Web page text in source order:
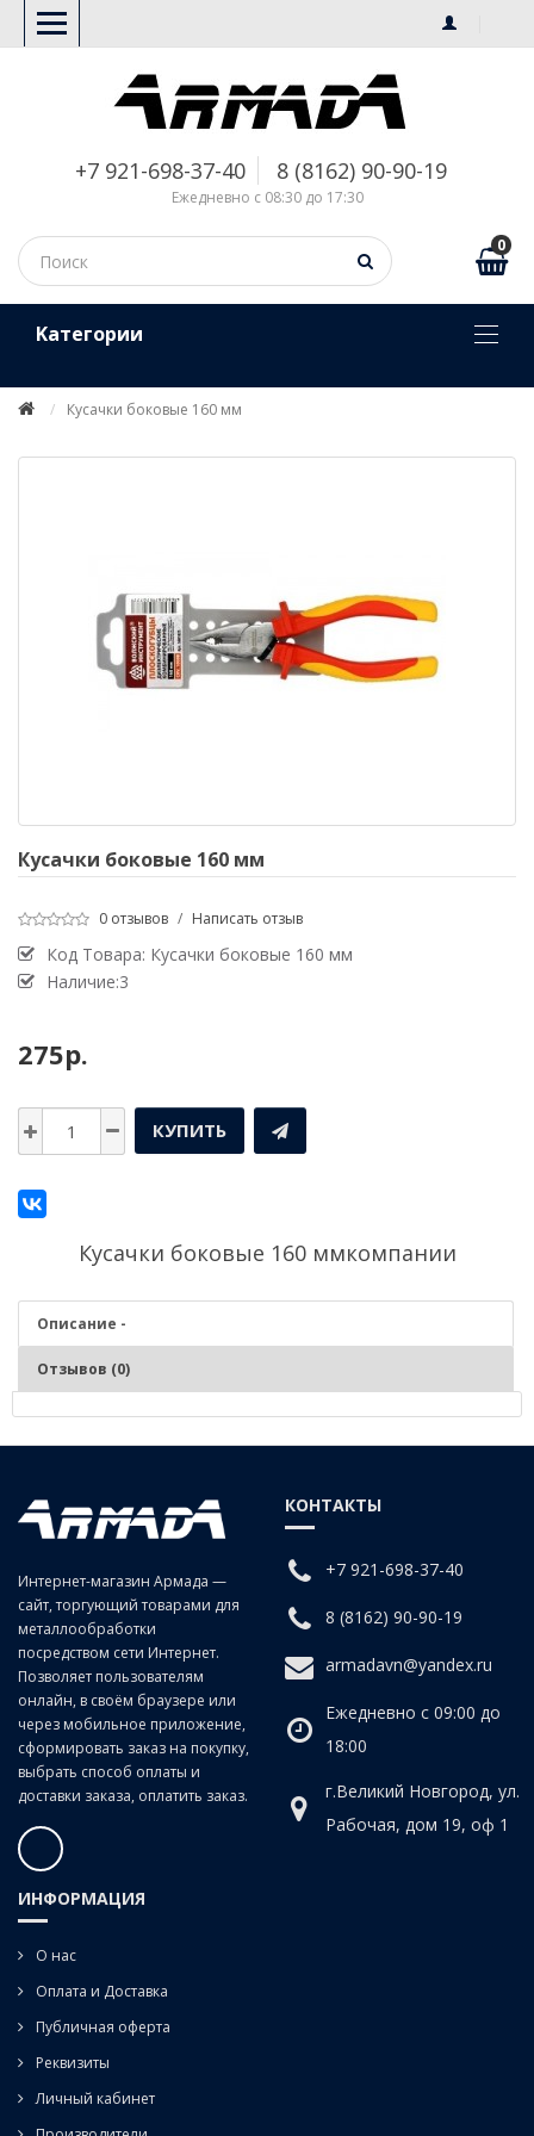
+7 921-698-37-40 8 (8162) 90-90-19
Ежедневно с 08:30 до 17:30
0
Kатегории
Кусачки боковые 160 мм
Кусачки боковые 160 мм
0 отзывов / Написать отзыв
Код Товара: Кусачки боковые 160 мм
Наличие:3
275р.
КУПИТЬ
Кусачки боковые 160 ммкомпании
Описание -
Отзывов (0)
Кусачки боковые 160 мм
Интернет-магазин Армада —
сайт, торгующий товарами для
металлообработки
посредством сети Интернет.
Позволяет пользователям
онлайн, в своём браузере или
через мобильное приложение,
сформировать заказ на покупку,
выбрать способ оплаты и
доставки заказа, оплатить заказ.
КОНТАКТЫ
+7 921-698-37-40
8 (8162) 90-90-19
armadavn@yandex.ru
Ежедневно с 09:00 до
18:00
г.Великий Новгород, ул.
Рабочая, дом 19, оф 1
ИНФОРМАЦИЯ
О нас
Оплата и Доставка
Публичная оферта
Реквизиты
Личный кабинет